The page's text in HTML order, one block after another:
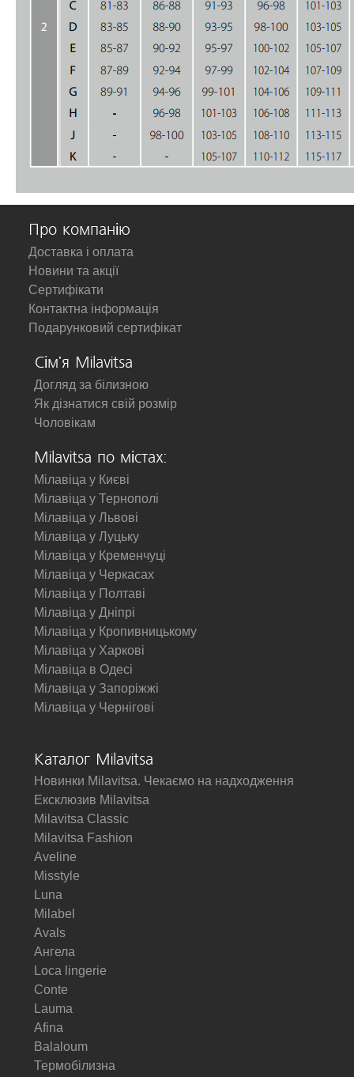
Про компанію
Доставка і оплата
Новини та акції
Сертифікати
Контактна інформація
Подарунковий сертифікат
Сім'я Milavitsa
Догляд за білизною
Як дізнатися свій розмір
Чоловікам
Milavitsa по містах:
Мілавіца у Києві
Мілавіца у Тернополі
Мілавіца у Львові
Мілавіца у Луцьку
Мілавіца у Кременчуці
Мілавіца у Черкасах
Мілавіца у Полтаві
Мілавіца у Дніпрі
Мілавіца у Кропивницькому
Мілавіца у Харкові
Мілавіца в Одесі
Мілавіца у Запоріжжі
Мілавіца у Чернігові
Каталог Milavitsa
Новинки Milavitsa. Чекаємо на надходження
Ексклюзив Milavitsa
Milavitsa Classic
Milavitsa Fashion
Aveline
Misstyle
Luna
Milabel
Avals
Ангела
Loca lingerie
Conte
Lauma
Afina
Balaloum
Термобілизна